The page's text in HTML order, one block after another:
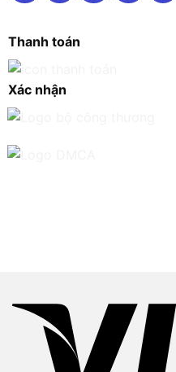
Thanh toán
Xác nhận